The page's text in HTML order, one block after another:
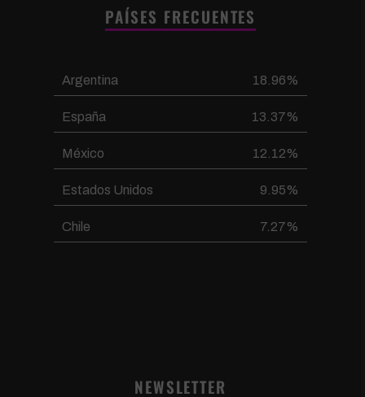
PAÍSES FRECUENTES
Argentina 18.96%
España 13.37%
México 12.12%
Estados Unidos 9.95%
Chile 7.27%
NEWSLETTER